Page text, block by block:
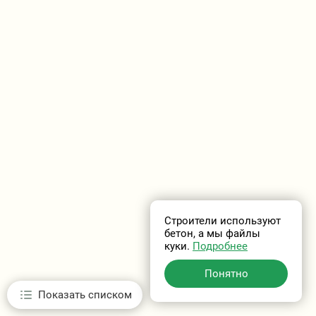
Показать списком
Строители используют
бетон, а мы файлы
куки. Подробнее
Понятно